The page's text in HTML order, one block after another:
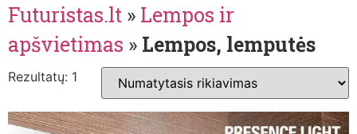
Futuristas.lt » Lempos ir
apšvietimas » Lempos, lemputės
Rezultatų: 1